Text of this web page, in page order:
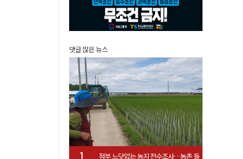
댓글 많은 뉴스
정부 느닷없는 농지 전수조사…농촌 들